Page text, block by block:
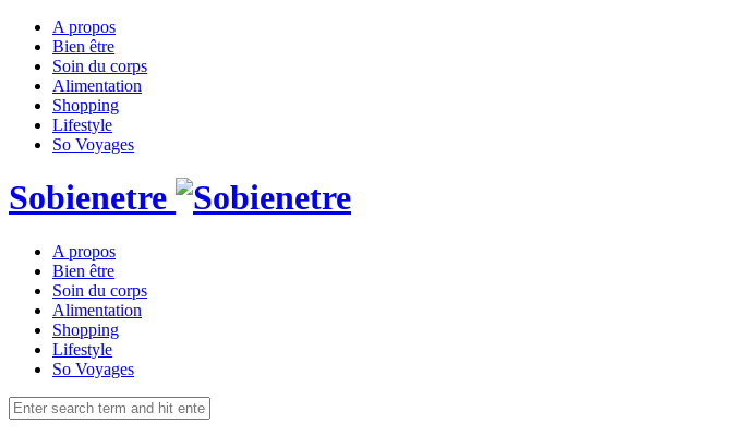
A propos
Bien être
Soin du corps
Alimentation
Shopping
Lifestyle
So Voyages
Sobienetre
A propos
Bien être
Soin du corps
Alimentation
Shopping
Lifestyle
So Voyages